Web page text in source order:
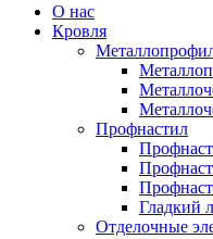
О нас
Кровля
Профнастил
Гладкий
Отделочные